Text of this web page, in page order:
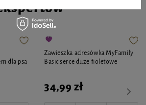
dla psa
Zawieszka adresówka MyFamily
Basic serce duże fioletowe
34,99 zł